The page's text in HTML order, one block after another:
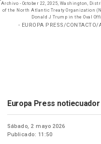
Archivo - October 22, 2025, Washington,
of the North Atlantic Treaty Organization
Donald J Trump in the Oval
- EUROPA PRESS/
Europa Press notiecuador
Sábado, 2 mayo 2026
Publicado: 11:50